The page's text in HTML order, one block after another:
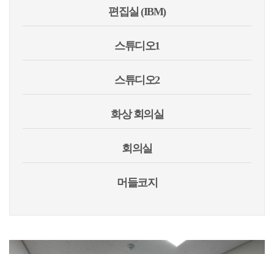
편집실 (IBM)
스튜디오1
스튜디오2
화상 회의실
회의실
머들코지